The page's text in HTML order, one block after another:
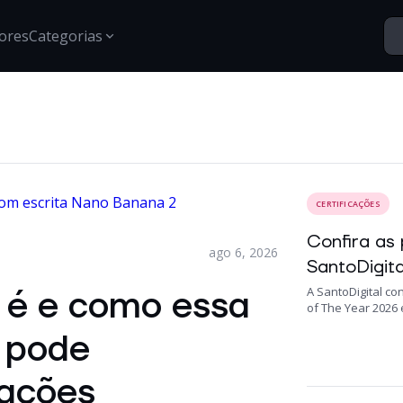
Explore o universo digital
Categorias
Tech Insights
Conteúdos, tendências e novidades sobre tecnologia,
Informações e treinamentos sobre certificações Google e
desenvolvimento técnico.
ago 6, 2026
e como essa
CERTIFICAÇÕES
Confira as
A SantoDigital
of The Year 2026